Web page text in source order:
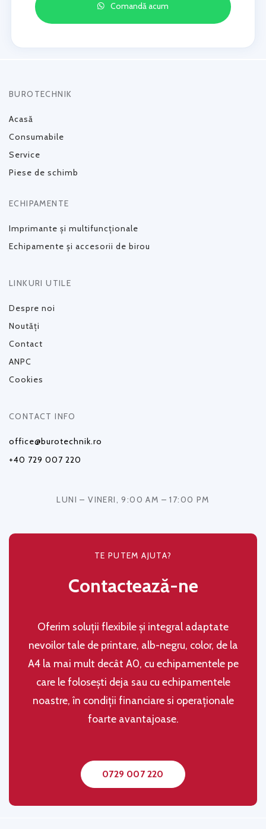
Comandă acum
BUROTECHNIK
Acasă
Consumabile
Service
Piese de schimb
ECHIPAMENTE
Imprimante și multifuncționale
Echipamente și accesorii de birou
LINKURI UTILE
Despre noi
Noutăți
Contact
ANPC
Cookies
CONTACT INFO
office@burotechnik.ro
+40 729 007 220
LUNI – VINERI, 9:00 AM – 17:00 PM
TE PUTEM AJUTA?
Contactează-ne
Oferim soluţii flexibile şi integral adaptate
nevoilor tale de printare, alb-negru, color, de la
A4 la mai mult decât A0, cu echipamentele pe
care le folosești deja sau cu echipamentele
noastre, în condiţii financiare si operaţionale
foarte avantajoase.
0729 007 220